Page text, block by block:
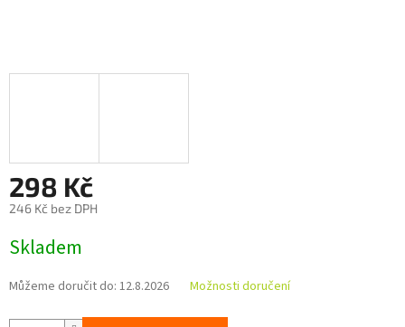
298 Kč
246 Kč bez DPH
cena:
Skladem
Můžeme doručit do: 12.8.2026 Možnosti doručení